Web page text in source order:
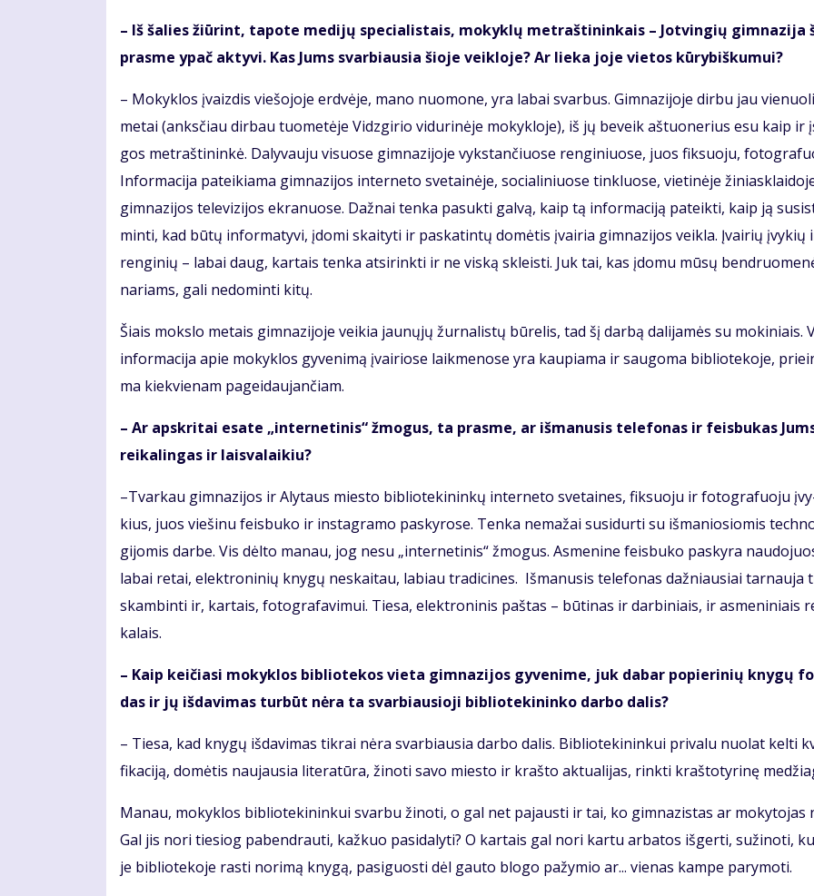
– Iš ša­lies žiū­rint, ta­po­te me­di­jų spe­cia­lis­tais, mo­kyk­lų met­raš­ti­nin­kais – Jot­vin­gių gim­na­zi­ja
pras­me ypač ak­ty­vi. Kas Jums svar­biau­sia šio­je veik­lo­je? Ar lie­ka jo­je vie­tos kū­ry­biš­ku­mui?
– Mo­kyk­los įvaiz­dis vie­šo­jo­je erd­vė­je, ma­no nuo­mo­ne, yra la­bai svar­bus. Gim­na­zi­jo­je dir­bu jau
me­tai (anks­čiau dir­bau tuo­me­tė­je Vidz­gi­rio vi­du­ri­nė­je mo­kyk­lo­je), iš jų be­veik aš­tuo­ne­rius esu kaip ir
gos met­raš­ti­nin­kė. Da­ly­vau­ju vi­suo­se gim­na­zi­jo­je vyks­tan­čiuo­se ren­gi­niuo­se, juos fik­suo­ju,
In­for­ma­ci­ja pa­tei­kia­ma gim­na­zi­jos in­ter­ne­to sve­tai­nė­je, so­cia­li­niuo­se tin­kluo­se, vie­ti­nė­je
gim­na­zi­jos te­le­vi­zi­jos ek­ra­nuo­se. Daž­nai ten­ka pa­suk­ti gal­vą, kaip tą in­for­ma­ci­ją pa­teik­ti, kaip ją
min­ti, kad bū­tų in­for­ma­ty­vi, įdo­mi skai­ty­ti ir pa­ska­tin­tų do­mė­tis įvai­ria gim­na­zi­jos veik­la. Įvai­rių įvy­kių
ren­gi­nių – la­bai daug, kar­tais ten­ka at­si­rink­ti ir ne vis­ką skleis­ti. Juk tai, kas įdo­mu mū­sų
na­riams, ga­li ne­do­min­ti ki­tų.
Šiais moks­lo me­tais gim­na­zi­jo­je vei­kia jau­nų­jų žur­na­lis­tų bū­re­lis, tad šį dar­bą da­li­ja­mės su mo­ki­niais.
in­for­ma­ci­ja apie mo­kyk­los gy­ve­ni­mą įvai­rio­se laik­me­no­se yra kau­pia­ma ir sau­go­ma bib­lio­te­ko­je,
ma kiek­vie­nam pa­gei­dau­jan­čiam.
– Ar ap­skri­tai esa­te „in­ter­ne­ti­nis“ žmo­gus, ta pras­me, ar iš­ma­nu­sis te­le­fo­nas ir feis­bu­kas
rei­ka­lin­gas ir lais­va­lai­kiu?
–Tvar­kau gim­na­zi­jos ir Aly­taus mies­to bib­lio­te­ki­nin­kų in­ter­ne­to sve­tai­nes, fik­suo­ju ir fo­to­gra­fuo­ju
kius, juos vie­ši­nu feis­bu­ko ir ins­tag­ra­mo pa­sky­ro­se. Ten­ka ne­ma­žai su­si­dur­ti su iš­ma­nio­sio­mis
gi­jo­mis dar­be. Vis dėl­to ma­nau, jog ne­su „in­ter­ne­ti­nis“ žmo­gus. As­me­ni­ne feis­bu­ko pa­sky­ra
la­bai re­tai, elek­tro­ni­nių kny­gų ne­skai­tau, la­biau tra­di­ci­nes. Iš­ma­nu­sis te­le­fo­nas daž­niau­siai tar­nau­ja
skam­bin­ti ir, kar­tais, fo­to­gra­fa­vi­mui. Tie­sa, elek­tro­ni­nis pa­štas – bū­ti­nas ir dar­bi­niais, ir as­me­ni­niais
ka­lais.
– Kaip kei­čia­si mo­kyk­los bib­lio­te­kos vie­ta gim­na­zi­jos gy­ve­ni­me, juk da­bar po­pie­ri­nių kny­gų
das ir jų iš­da­vi­mas tur­būt nė­ra ta svar­biau­sio­ji bib­lio­te­ki­nin­ko dar­bo da­lis?
– Tie­sa, kad kny­gų iš­da­vi­mas tik­rai nė­ra svar­biau­sia dar­bo da­lis. Bib­lio­te­ki­nin­kui pri­va­lu nuo­lat kel­ti
fi­ka­ci­ją, do­mė­tis nau­jau­sia li­te­ra­tū­ra, ži­no­ti sa­vo mies­to ir kraš­to ak­tu­a­li­jas, rink­ti kraš­to­ty­ri­nę
Ma­nau, mo­kyk­los bib­lio­te­ki­nin­kui svar­bu ži­no­ti, o gal net pa­jaus­ti ir tai, ko gim­na­zis­tas ar mo­ky­to­jas
Gal jis no­ri tie­siog pa­ben­drau­ti, kaž­kuo pa­si­da­ly­ti? O kar­tais gal no­ri kar­tu ar­ba­tos iš­ger­ti, su­ži­no­ti,
je bib­lio­te­ko­je ras­ti no­ri­mą kny­gą, pa­si­guos­ti dėl gau­to blo­go pa­žy­mio ar... vie­nas kam­pe pa­ry­mo­ti.